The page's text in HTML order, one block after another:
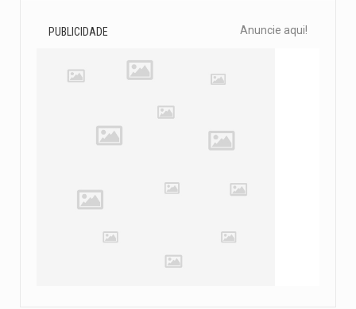
PUBLICIDADE Anuncie aqui!